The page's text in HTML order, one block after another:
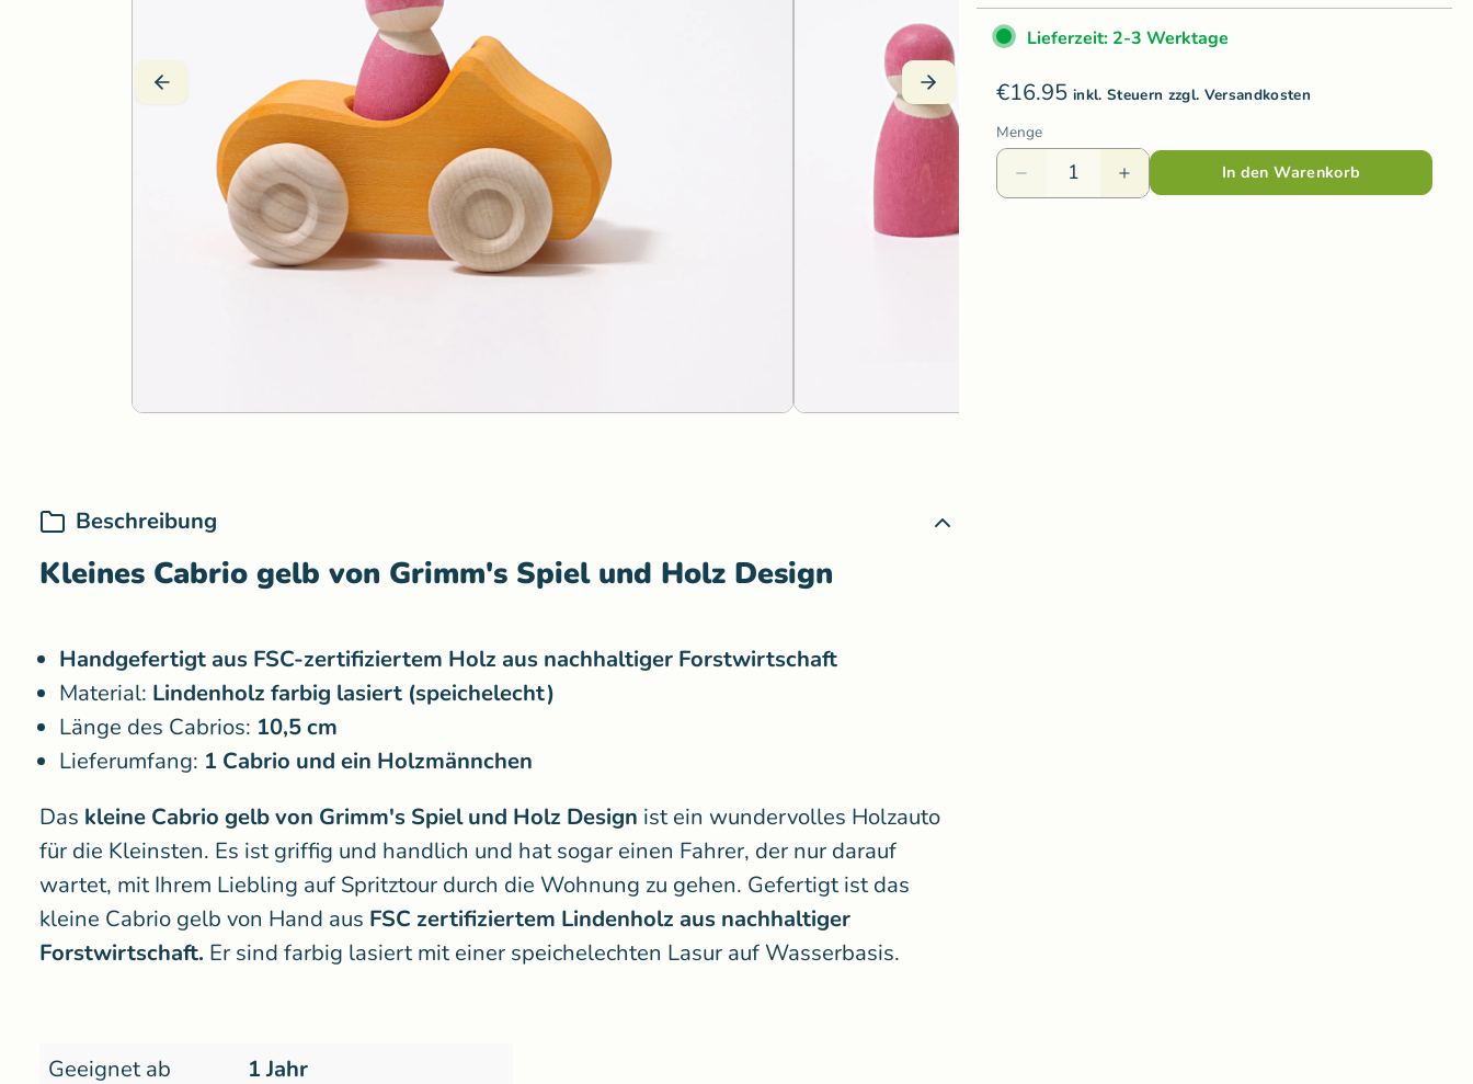
Wärmekissen
Stoffpuppen
Holzfahrzeuge
Ziehtiere
Schiebetiere
Puzzle und Legespiele
Stecken, Stapeln & Sortieren
Kugelbahnen
Drei Blätter
Estia Holzspielwaren
Fagus
Kösener Spielzeug
Lessing Produktgestaltung
Lotes Toys
Ostheimer Holzspielzeug
Pat & Patty
Plü Natur
ROHEMA Kids
Varis Toys
Voggenreiter
Weizenkorn
Wooly Organic
Beschreibung
Kleines Cabrio gelb von Grimm's Spiel und Holz Design
Handgefertigt aus FSC-zertifiziertem Holz aus nachhaltiger Forstwirtschaft
Material: Lindenholz farbig lasiert (speichelecht)
Länge des Cabrios: 10,5 cm
Lieferumfang: 1 Cabrio und ein Holzmännchen
Das kleine Cabrio gelb von Grimm's Spiel und Holz Design ist ein wundervolles Holzauto
für die Kleinsten. Es ist griffig und handlich und hat sogar einen Fahrer, der nur darauf
wartet, mit Ihrem Liebling auf Spritztour durch die Wohnung zu gehen. Gefertigt ist das
kleine Cabrio gelb von Hand aus FSC zertifiziertem Lindenholz aus nachhaltiger
Forstwirtschaft. Er sind farbig lasiert mit einer speichelechten Lasur auf Wasserbasis.
Geeignet ab
1 Jahr
Lieferzeit: 2-3 Werktage
€16.95 inkl. Steuern zzgl. Versandkosten
Menge
In den Warenkorb